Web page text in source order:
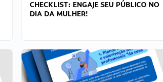
CHECKLIST: ENGAJE SEU PÚBLICO NO
DIA DA MULHER!